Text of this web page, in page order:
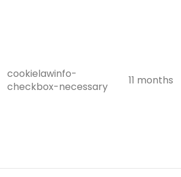
cookielawinfo-
checkbox-necessary
11 months